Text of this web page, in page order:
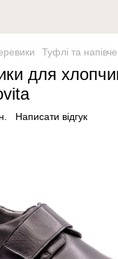
Туфлі та
для
Написати відгук